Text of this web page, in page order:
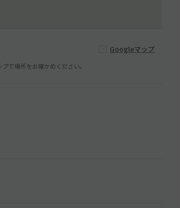
Googleマップ
で場所をお確かめください。